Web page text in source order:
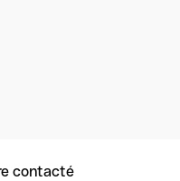
contacté